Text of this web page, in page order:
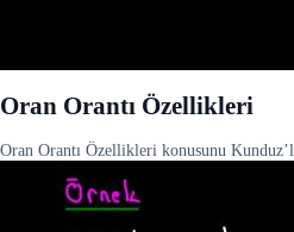
Oran Orantı Özellikleri
Oran Orantı Özellikleri konusunu